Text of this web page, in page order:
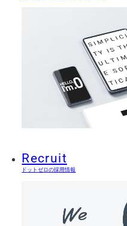
Recruit
ドットゼロの採用情報